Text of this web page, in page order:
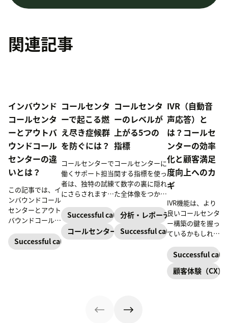
関連記事
インバウンド
コールセンタ
ーとアウトバ
ウンドコール
センターの違
いとは？
この記事では、イ
ンバウンドコール
センターとアウト
バウンドコールセ
やりとりにどう役
立つかをご説明し
Successful call center
コールセンタ
ーで起こる燃
え尽き症候群
を防ぐには？
コールセンターで
働くサポート担当
者は、独特の試練
にさらされます。
尽きてしまう人も
少なくありませ
ん。燃え尽き症候
Successful call center
コールセンターマネジメント
コールセンタ
ーのレベルが
上がる5つの
指標
コールセンターに
関する指標を使っ
て数字の裏に隠れ
た全体像をつかみ
分析・レポーティング
Successful call center
IVR（自動音
声応答）と
は？コールセ
ンターの効率
化と顧客満足
度向上へのカ
ギ
IVR機能は、より
良いコールセンタ
ー構築の鍵を握っ
ているかもしれま
ムの本質に迫りな
がら、電話サポー
トをどのように強
Successful call
顧客体験（CX）